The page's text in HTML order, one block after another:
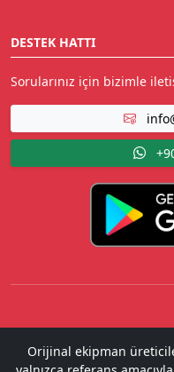
DESTEK HATTI
Sorularınız için bizimle
Orijinal ekipman